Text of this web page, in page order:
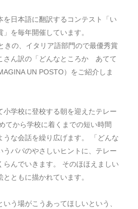
を日本語に翻訳するコンテスト「い
を毎年開催しています。
きの、イタリア語部門ので最優秀賞
さん訳の「どんなところか あてて
UN POSTO）をご紹介しま
小学校に登校する朝を迎えたテレー
てから学校に着くまでの短い時間
な会話を繰り広げます。
「どんな
うパパのやさしいヒントに、テレー
んでいきます。
そのほほえましい
ともに描かれています。
う場がこうあってほしいという、